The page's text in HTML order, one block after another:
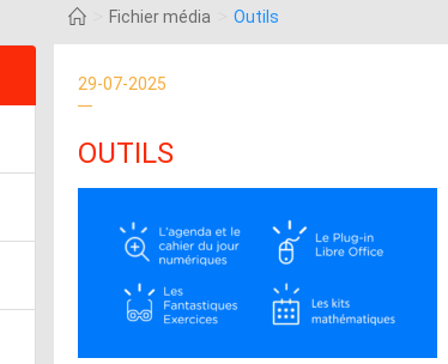
Fichier média Outils
29-07-2025
OUTILS